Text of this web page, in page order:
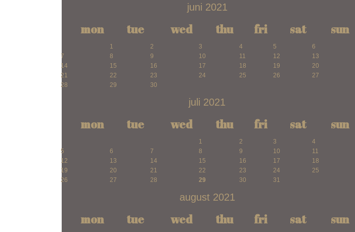
juni 2021
mon tue wed thu fri sat sun
1 2 3 4 5
6
7
8 9 10 11 12
13
14
15 16 17 18 19
20
21
22 23 24 25 26
27
28
29 30
juli 2021
mon tue wed thu fri sat sun
1 2 3
4
5
6 7 8 9 10
11
12
13 14 15 16 17
18
19
20 21 22 23 24
25
26
27 28 29 30 31
august 2021
mon tue wed thu fri sat sun